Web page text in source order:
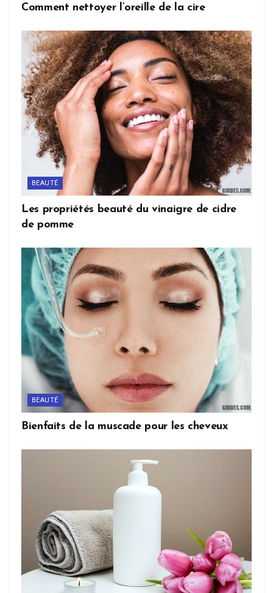
Comment nettoyer l’oreille de la cire
BEAUTÉ
Les propriétés beauté du vinaigre de cidre
de pomme
BEAUTÉ
Bienfaits de la muscade pour les cheveux